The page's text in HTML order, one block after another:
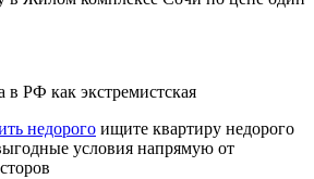
РФ как экстремистская
недорого ищите квартиру недорого
условия напрямую от